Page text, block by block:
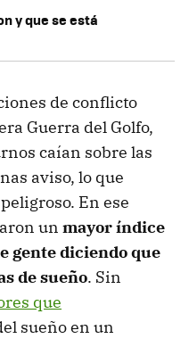
y que se está
de conflicto
Guerra del Golfo,
caían sobre las
aviso, lo que
En ese
un mayor índice
gente diciendo que
de sueño. Sin
que
sueño en un